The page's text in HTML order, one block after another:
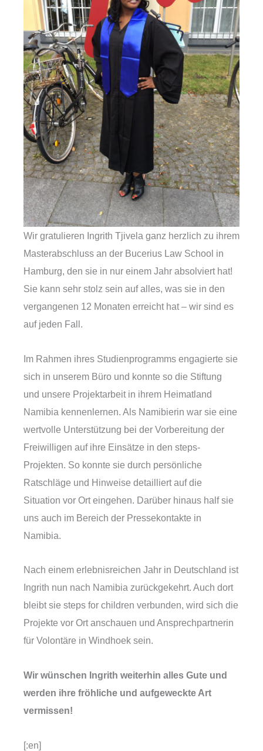
Wir gratulieren Ingrith Tjivela ganz herzlich zu ihrem
Masterabschluss an der Bucerius Law School in
Hamburg, den sie in nur einem Jahr absolviert hat!
Sie kann sehr stolz sein auf alles, was sie in den
vergangenen 12 Monaten erreicht hat – wir sind es
auf jeden Fall.
Im Rahmen ihres Studienprogramms engagierte sie
sich in unserem Büro und konnte so die Stiftung
und unsere Projektarbeit in ihrem Heimatland
Namibia kennenlernen. Als Namibierin war sie eine
wertvolle Unterstützung bei der Vorbereitung der
Freiwilligen auf ihre Einsätze in den steps-
Projekten. So konnte sie durch persönliche
Ratschläge und Hinweise detailliert auf die
Situation vor Ort eingehen. Darüber hinaus half sie
uns auch im Bereich der Pressekontakte in
Namibia.
Nach einem erlebnisreichen Jahr in Deutschland ist
Ingrith nun nach Namibia zurückgekehrt. Auch dort
bleibt sie steps for children verbunden, wird sich die
Projekte vor Ort anschauen und Ansprechpartnerin
für Volontäre in Windhoek sein.
Wir wünschen Ingrith weiterhin alles Gute und
werden ihre fröhliche und aufgeweckte Art
vermissen!
[:en]